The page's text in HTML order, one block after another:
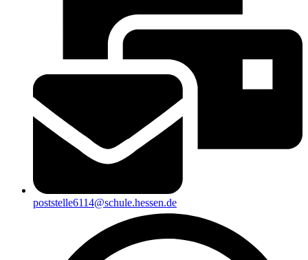
poststelle6114@schule.hessen.de